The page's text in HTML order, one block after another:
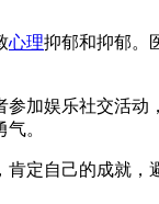
心理抑郁和抑郁。
加娱乐社交活动
。
定自己的成就，